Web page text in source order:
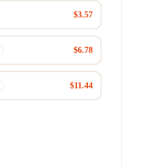
$3.57
$6.78
$11.44